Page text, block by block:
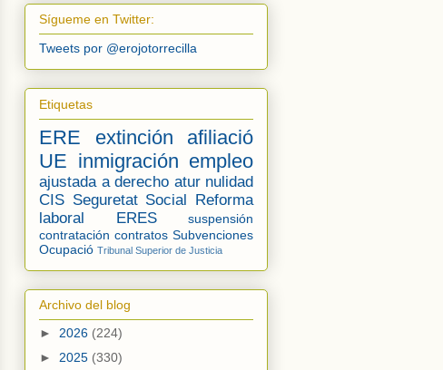
Sígueme en Twitter:
Tweets por @erojotorrecilla
Etiquetas
ERE extinción
afiliació
UE inmigración empleo
ajustada a derecho atur nulidad
CIS Seguretat Social Reforma
laboral
ERES
suspensión
contratación contratos Subvenciones
Ocupació Tribunal Superior de Justicia
Archivo del blog
► 2026 (224)
► 2025 (330)